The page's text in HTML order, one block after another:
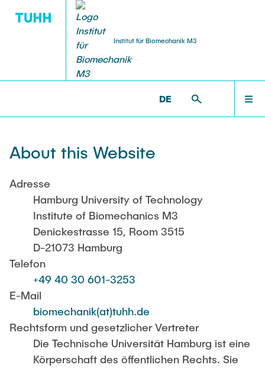
Institut für Biomechanik M3
DE
PUBLIKATIONEN
STAFF
Alumni
KONTAKT
NEWS
About this Website
Adresse
Hamburg University of Technology
Institute of Biomechanics M3
Denickestrasse 15, Room 3515
D-21073 Hamburg
Telefon
+49 40 30 601-3253
E-Mail
biomechanik(at)tuhh.de
Rechtsform und gesetzlicher Vertreter
Die Technische Universität Hamburg ist eine
Körperschaft des öffentlichen Rechts. Sie